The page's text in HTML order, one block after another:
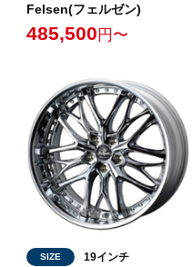
Felsen(フェルゼン)
485,500 円〜
SIZE 19インチ